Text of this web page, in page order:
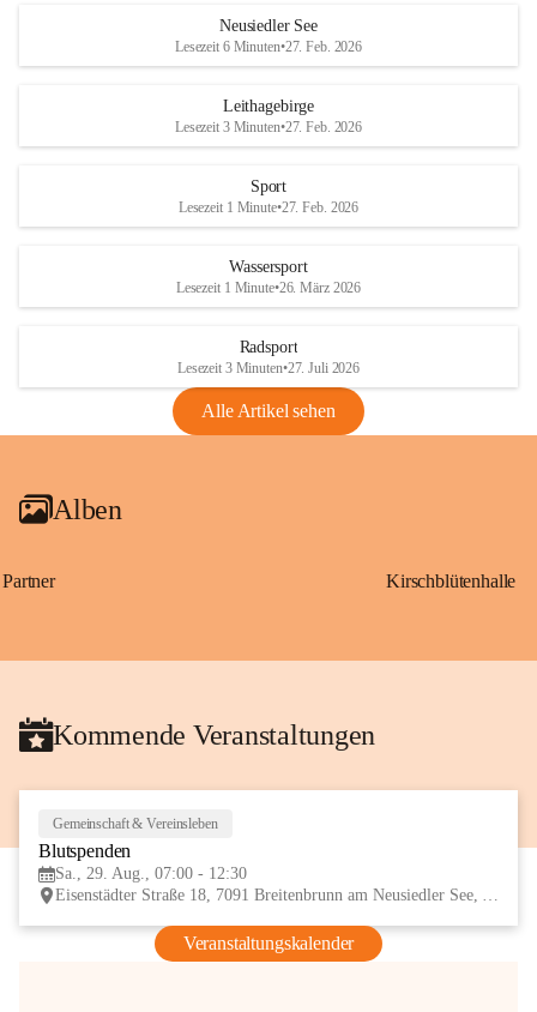
S
und den daraus folgenden wirtschaftlichen
Maßnahmen zur Bekämpfung
Rebe und der Amerikanischen
Anhang VBl. EU Nr. 18
1 Seite•1,4 MB
VBl. EU Nr. 18_2026
r
S
Neusiedler See
Lesezeit 6 Minuten•27. Feb. 2026
Leithagebirge
Lesezeit 3 Minuten•27. Feb. 2026
Sport
Lesezeit 1 Minute•27. Feb. 2026
Wassersport
Lesezeit 1 Minute•26. März 2026
Radsport
Lesezeit 3 Minuten•27. Juli 2026
Alle Artikel sehen
Alben
Partner Kirschblütenhalle
Kommende Veranstaltungen
Gemeinschaft & Vereinsleben
Blutspenden
Sa., 29. Aug., 07:00 - 12:30
Eisenstädter Straße 18, 7091 Breitenbrunn am Neusiedler See, AUT
Veranstaltungskalender